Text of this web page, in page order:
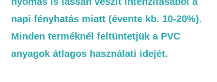
napi fényhatás miatt (évente kb. 10-20%).
Minden terméknél feltüntetjük a PVC
anyagok átlagos használati idejét.